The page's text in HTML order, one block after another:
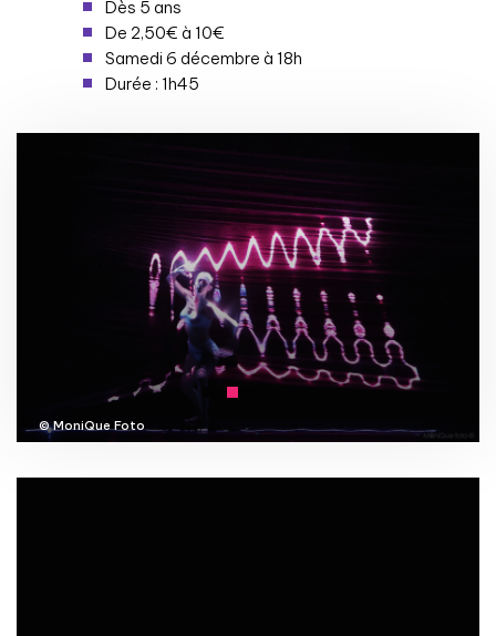
Dès 5 ans
De 2,50€ à 10€
Samedi 6 décembre à 18h
Durée : 1h45
© MoniQue Foto